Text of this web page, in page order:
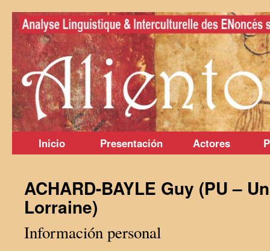
Saltar
contenido
Inicio Presentación Actores
ACHARD-BAYLE Guy (PU –
Lorraine)
Información personal